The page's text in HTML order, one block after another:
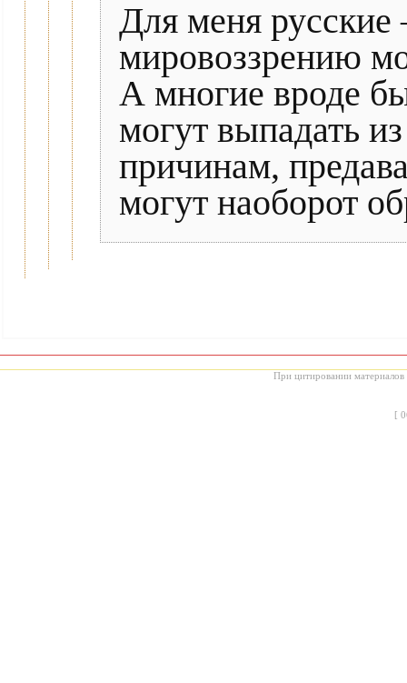
Для меня
мировоззрению
А многие вроде
могут выпадать
причинам,
могут наоборот
При цитировании материалов
[